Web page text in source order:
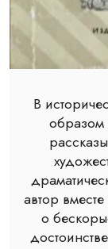
В
образом
автор
о